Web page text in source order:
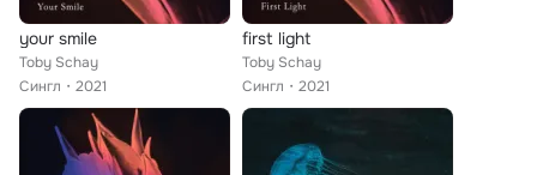
your smile
Toby Schay
Сингл
2021
first light
Toby Schay
Сингл
2021